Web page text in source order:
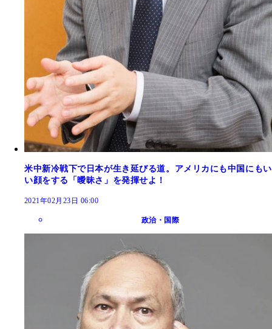
米中新冷戦下で日本が生き延びる道。アメリカにも中国にもい
い顔をする「曖昧さ」を発揮せよ！
2021年02月23日 06:00
政治・国際